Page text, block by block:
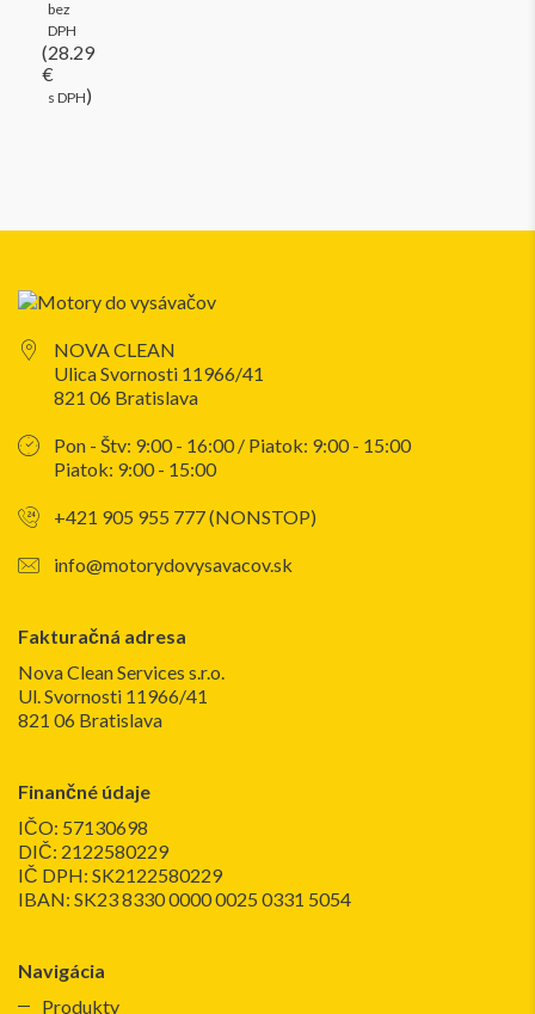
bez
DPH
(28.29
€
s DPH)
NOVA CLEAN
Ulica Svornosti 11966/41
821 06 Bratislava
Pon - Štv: 9:00 - 16:00 / Piatok: 9:00 - 15:00
Piatok: 9:00 - 15:00
+421 905 955 777 (NONSTOP)
info@motorydovysavacov.sk
Fakturačná adresa
Nova Clean Services s.r.o.
Ul. Svornosti 11966/41
821 06 Bratislava
Finančné údaje
IČO: 57130698
DIČ: 2122580229
IČ DPH: SK2122580229
IBAN: SK23 8330 0000 0025 0331 5054
Navigácia
Produkty